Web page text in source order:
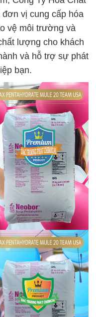
vị cung cấp hóa
vệ môi trường và
lượng cho khách
và hỗ trợ sự phát
bạn.